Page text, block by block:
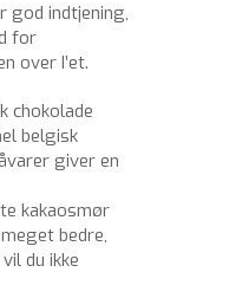
god indtjening,
for
over I’et.
chokolade
belgisk
giver en
kakaosmør
bedre,
du ikke